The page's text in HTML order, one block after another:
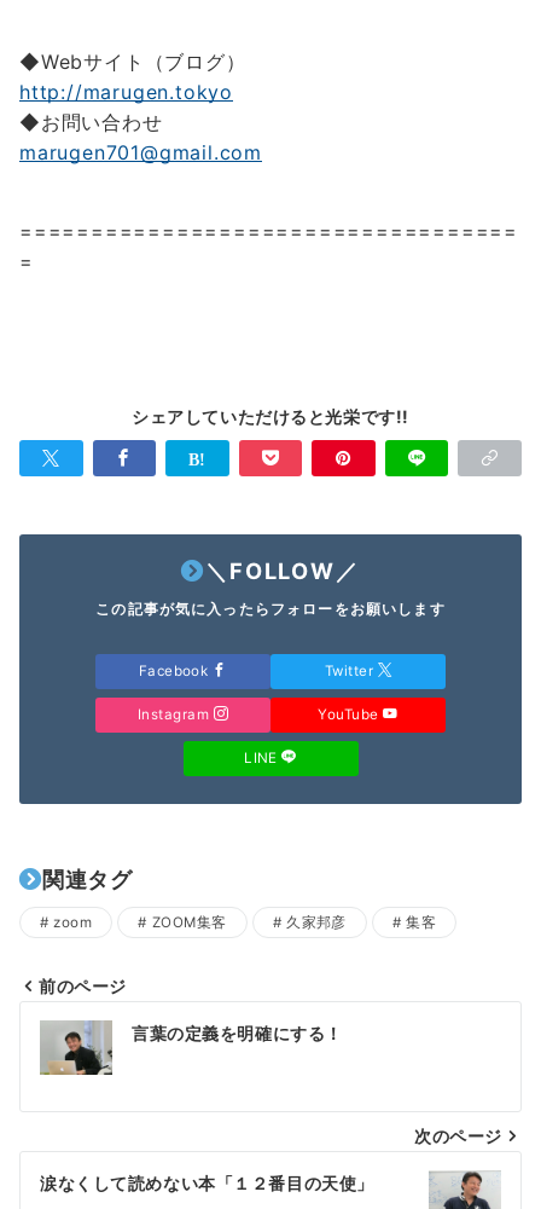
◆Webサイト（ブログ）
http://marugen.tokyo
◆お問い合わせ
marugen701@gmail.com
===================================
=
シェアしていただけると光栄です!!
＼FOLLOW／
この記事が気に入ったらフォローをお願いします
Facebook Twitter
Instagram YouTube
LINE
関連タグ
zoom ZOOM集客 久家邦彦 集客
投
ビ
ゲ
前のページ
言葉の定義を明確にする！
次のページ
涙なくして読めない本「１２番目の天使」